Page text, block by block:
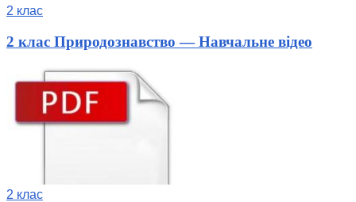
2 клас
2 клас Природознавство — Навчальне відео
2 клас